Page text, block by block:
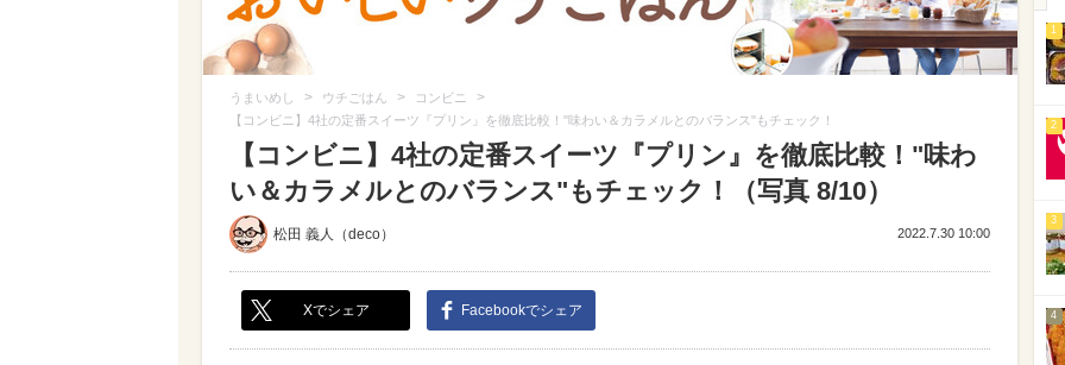
うまいめし > ウチごはん > コンビニ >
【コンビニ】4社の定番スイーツ『プリン』を徹底比較！"味わい＆カラメルとのバランス"もチェック！
【コンビニ】4社の定番スイーツ『プリン』を徹底比較！"味わ
い＆カラメルとのバランス"もチェック！（写真 8/10）
松田 義人（deco） 2022.7.30 10:00
Xでシェア Facebookでシェア
1
2
3
4